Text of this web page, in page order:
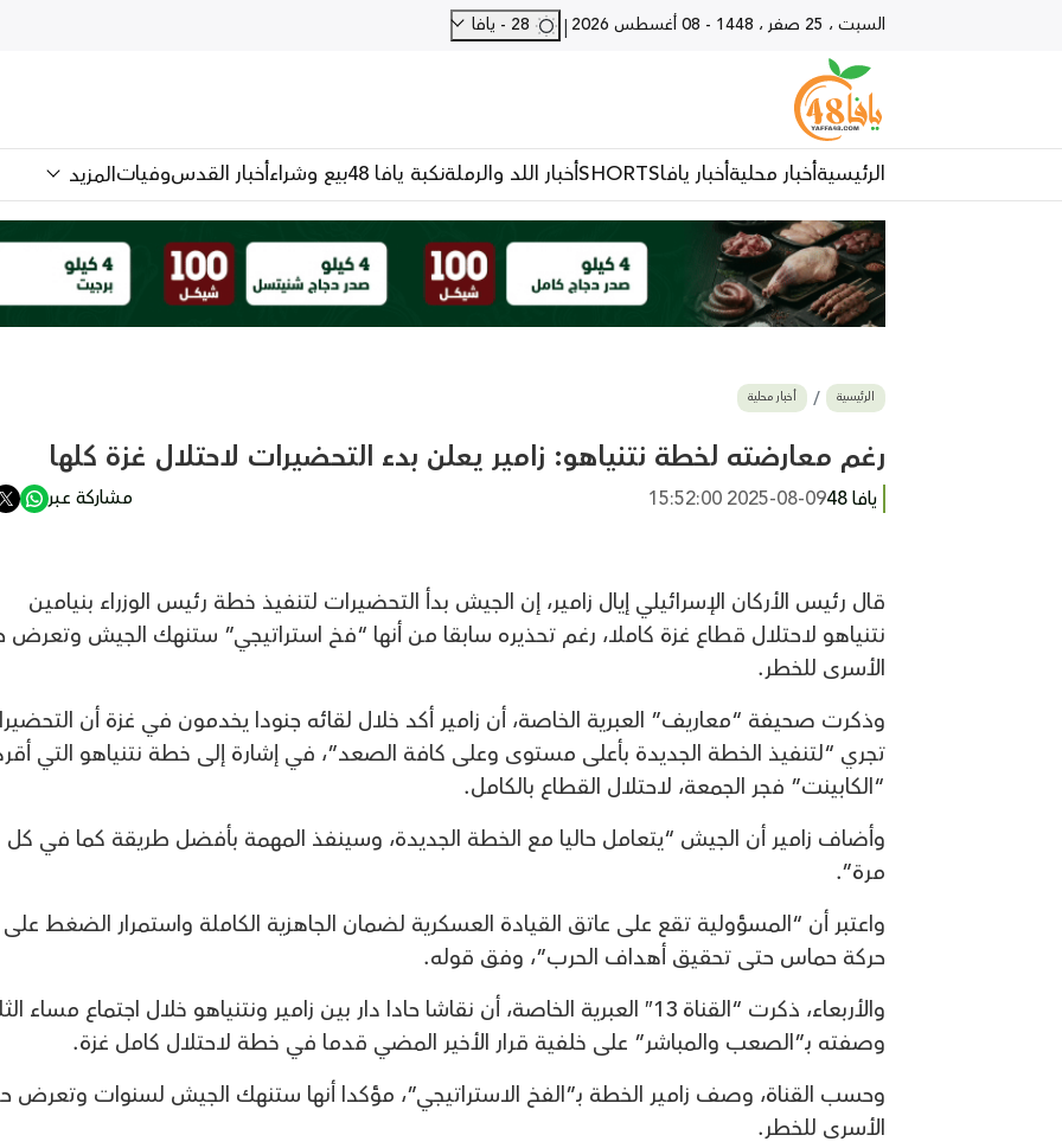
السبت ، 25 صفر ، 1448 - 08 أغسطس 2026 |
الرئيسيةأخبار محليةأخبار يافاSHORTSأخبار اللد والرملةنكبة يافا 48 بيع وشراءأخبار القدسوفياتالمزيد
الرئيسية أخبار محلية
رغم معارضته لخطة نتنياهو: زامير يعلن بدء التحضيرات لاحتلال غزة كلها
يافا 48 2025-08-09 15:52:00 مشاركة عبر
قال رئيس الأركان الإسرائيلي إيال زامير، إن الجيش بدأ التحضيرات لتنفيذ خطة رئيس الوزراء بنيامين
نتنياهو لاحتلال قطاع غزة كاملا، رغم تحذيره سابقا من أنها “فخ استراتيجي” ستنهك الجيش وتعرض
الأسرى للخطر.
وذكرت صحيفة “معاريف” العبرية الخاصة، أن زامير أكد خلال لقائه جنودا يخدمون في غزة أن
تجري “لتنفيذ الخطة الجديدة بأعلى مستوى وعلى كافة الصعد”، في إشارة إلى خطة نتنياهو التي
“الكابينت” فجر الجمعة، لاحتلال القطاع بالكامل.
وأضاف زامير أن الجيش “يتعامل حاليا مع الخطة الجديدة، وسينفذ المهمة بأفضل طريقة كما في كل
مرة”.
واعتبر أن “المسؤولية تقع على عاتق القيادة العسكرية لضمان الجاهزية الكاملة واستمرار الضغط على
حركة حماس حتى تحقيق أهداف الحرب”، وفق قوله.
والأربعاء، ذكرت “القناة 13″ العبرية الخاصة، أن نقاشا حادا دار بين زامير ونتنياهو خلال اجتماع مساء
وصفته بـ”الصعب والمباشر” على خلفية قرار الأخير المضي قدما في خطة لاحتلال كامل غزة.
وحسب القناة، وصف زامير الخطة بـ”الفخ الاستراتيجي”، مؤكدا أنها ستنهك الجيش لسنوات وتعرض
الأسرى للخطر.